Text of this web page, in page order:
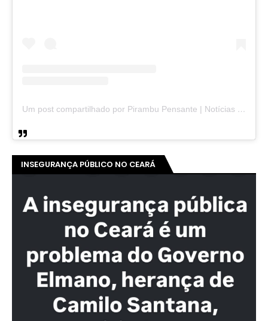
Um post compartilhado por Pirambu Pensante | Notícias & Entretenimento (@pirambupensante)
INSEGURANÇA PÚBLICO NO CEARÁ